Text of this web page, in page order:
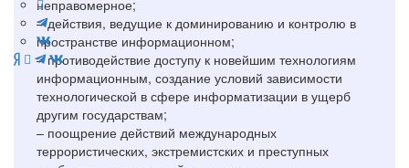
неправомерное;
– действия, ведущие к доминированию и контролю в
пространстве информационном;
– противодействие доступу к новейшим технологиям
информационным, создание условий зависимости
технологической в сфере информатизации в ущерб
другим государствам;
– поощрение действий международных
террористических, экстремистских и преступных